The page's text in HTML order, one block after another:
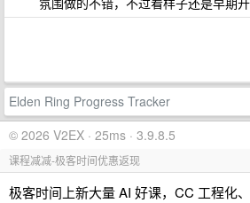
Elden Ring Progress Tracker
© 2026 V2EX · 25ms · 3.9.8.5
课程减减-极客时间优惠返现
极客时间上新大量 AI 好课，CC 工程化